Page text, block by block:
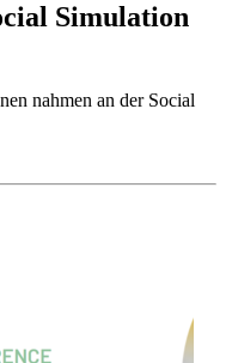
Simulation
nahmen an der Social